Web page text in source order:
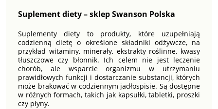
Suplement diety – sklep Swanson Polska
Suplementy diety to produkty, które uzupełniają
codzienną dietę o określone składniki odżywcze, na
przykład witaminy, minerały, ekstrakty roślinne, kwasy
tłuszczowe czy błonnik. Ich celem nie jest leczenie
chorób, ale wsparcie organizmu w utrzymaniu
prawidłowych funkcji i dostarczanie substancji, których
może brakować w codziennym jadłospisie. Są dostępne
w różnych formach, takich jak kapsułki, tabletki, proszki
czy płyny.